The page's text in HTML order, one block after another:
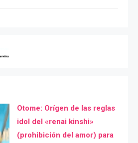
Otome: Orígen de las reglas
idol del «renai kinshi»
(prohibición del amor) para